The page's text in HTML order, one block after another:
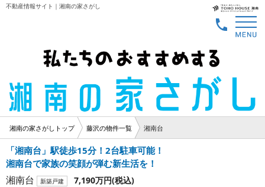
不動産情報サイト｜湘南の家さがし
湘南の家さがしトップ 藤沢の物件一覧 湘南台
「湘南台」駅徒歩15分！2台駐車可能！
湘南台で家族の笑顔が弾む新生活を！
湘南台 新築戸建 7,190万円(税込)